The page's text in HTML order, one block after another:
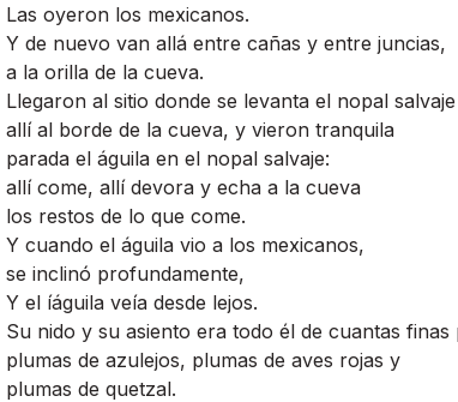
Las oyeron los mexicanos.
Y de nuevo van allá entre cañas y entre juncias,
a la orilla de la cueva.
Llegaron al sitio donde se levanta el nopal salvaje
allí­ al borde de la cueva, y vieron tranquila
parada el águila en el nopal salvaje:
allí­ come, allí­ devora y echa a la cueva
los restos de lo que come.
Y cuando el águila vio a los mexicanos,
se inclinó profundamente,
Y el íáguila veí­a desde lejos.
Su nido y su asiento era todo él de cuantas finas
plumas de azulejos, plumas de aves rojas y
plumas de quetzal.